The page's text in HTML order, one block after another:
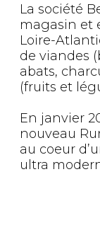
La société
magasin et
Loire-
de viandes
abats,
(fruits et
En janvier
nouveau
au coeur
ultra